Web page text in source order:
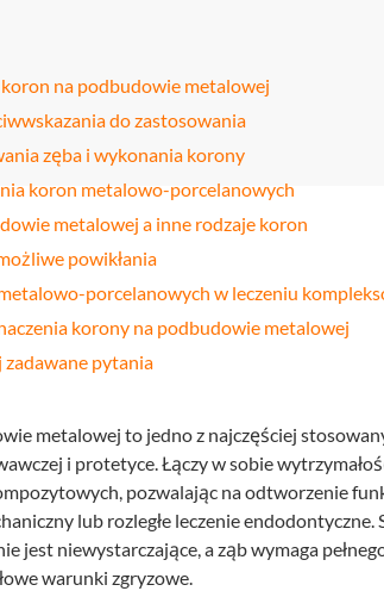
cyfrowa
Profilaktyka
Higienizacja
Medycyna
bruksizmu
na podbudowie metalowej
do zastosowania
zęba i wykonania korony
koron metalowo-porcelanowych
metalowej a inne rodzaje koron
powikłania
porcelanowych w leczeniu
korony na podbudowie metalowej
zadawane pytania
metalowej to jedno z najczęściej
i protetyce. Łączy w sobie
pozwalając na odtworzenie
lub rozległe leczenie
jest niewystarczające, a ząb wymaga
warunki zgryzowe.